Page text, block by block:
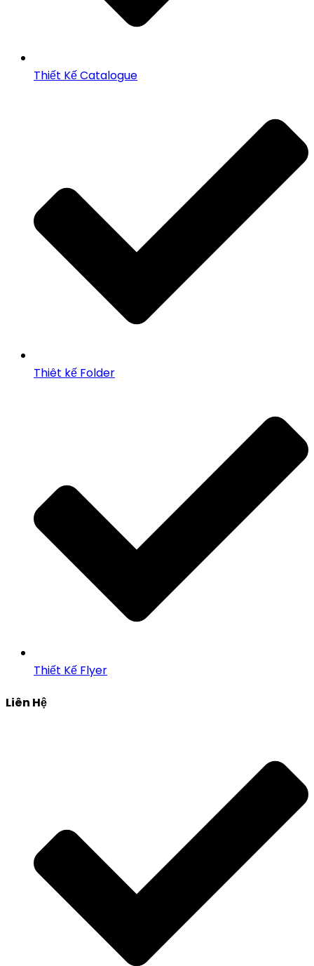
Thiết Kế Catalogue
Thiêt kế Folder
Thiết Kế Flyer
Liên Hệ